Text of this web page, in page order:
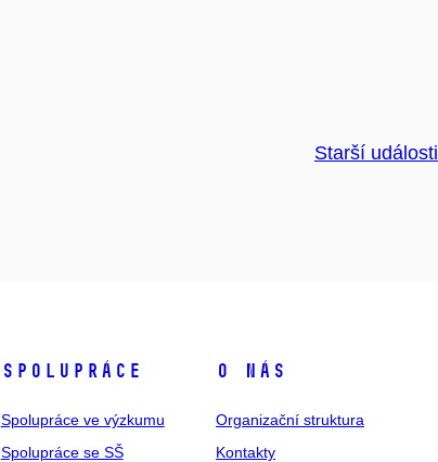
Starší události
Spolupráce
Spolupráce ve výzkumu
Spolupráce se SŠ
O nás
Organizační struktura
Kontakty